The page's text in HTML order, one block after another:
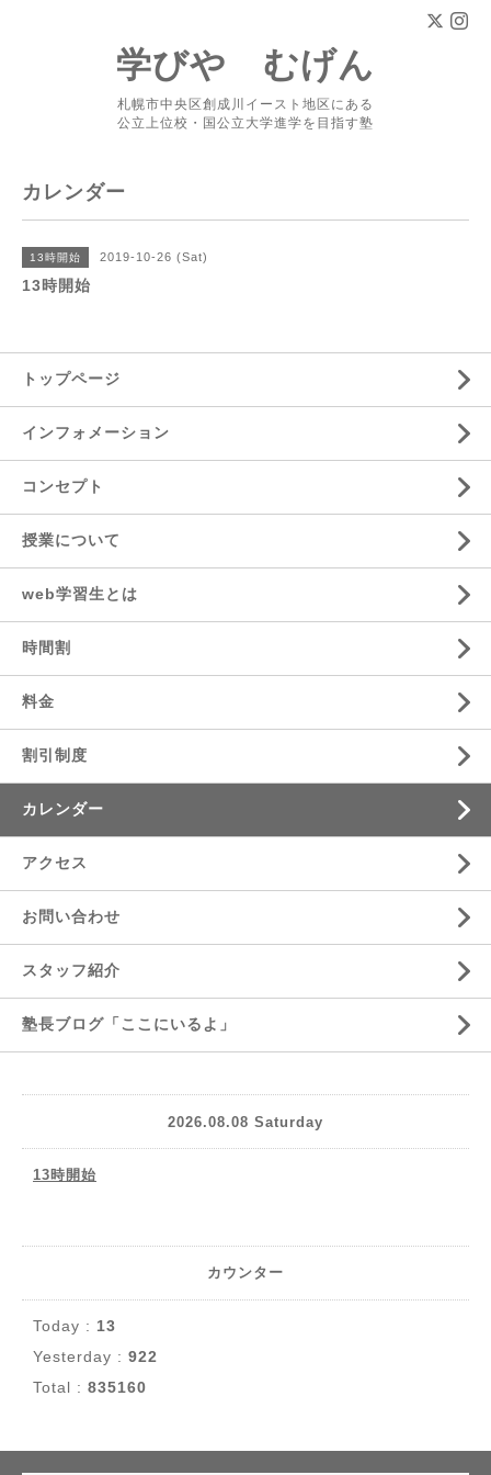
学びや むげん
札幌市中央区創成川イースト地区にある
公立上位校・国公立大学進学を目指す塾
カレンダー
13時開始 2019-10-26 (Sat)
13時開始
トップページ
インフォメーション
コンセプト
授業について
web学習生とは
時間割
料金
割引制度
カレンダー
アクセス
お問い合わせ
スタッフ紹介
塾長ブログ「ここにいるよ」
2026.08.08 Saturday
13時開始
カウンター
Today : 13
Yesterday : 922
Total : 835160